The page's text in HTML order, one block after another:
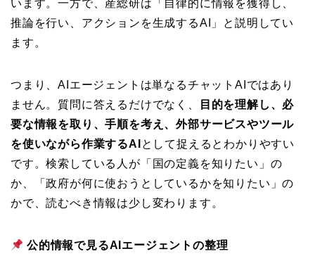
います。一方で、産総研は「自律的に情報を獲得し、
推論を行い、アクションを生成するAI」と説明してい
ます。
つまり、AIエージェントは単なるチャットAIではあり
ません。質問に答えるだけでなく、
目的を理解し、必
要な情報を取り、手順を考え、外部サービスやツール
を使いながら作業するAI として捉えるとわかりやすい
です。検索している人が「国の定義を知りたい」の
か、「政府が何に使おうとしているかを知りたい」の
かで、読むべき情報は少し変わります。
公的情報で見るAIエージェントの整理